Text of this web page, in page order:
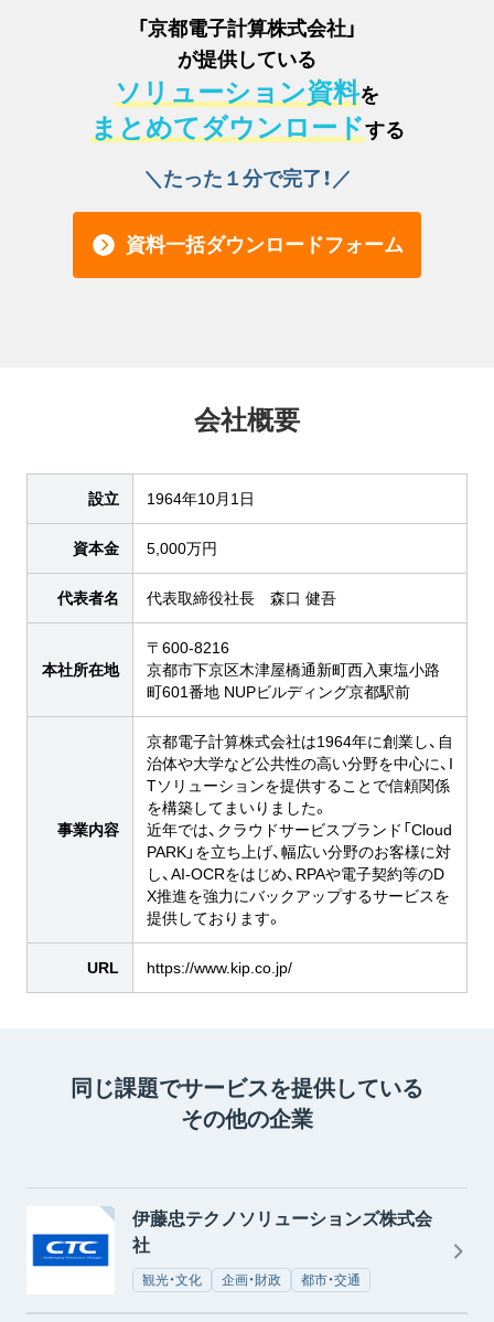
「 京都電子計算株式会社 」
が提供している
ソリューション資料を
まとめてダウンロードする
＼たった１分で完了！／
資料一括ダウンロードフォーム
会社概要
設立 1964年10月1日
資本金 5,000万円
代表者名 代表取締役社長 森口 健吾
本社所在地
〒600-8216
京都市下京区木津屋橋通新町西入東塩小路
町601番地 NUPビルディング京都駅前
事業内容
京都電子計算株式会社は1964年に創業し、自
治体や大学など公共性の高い分野を中心に、I
Tソリューションを提供することで信頼関係
を構築してまいりました。
近年では、クラウドサービスブランド「Cloud
PARK」を立ち上げ、幅広い分野のお客様に対
し、AI-OCRをはじめ、RPAや電子契約等のD
X推進を強力にバックアップするサービスを
提供しております。
URL https://www.kip.co.jp/
同じ課題でサービスを提供している
その他の企業
伊藤忠テクノソリューションズ株式会
社
観光・文化 企画・財政 都市・交通